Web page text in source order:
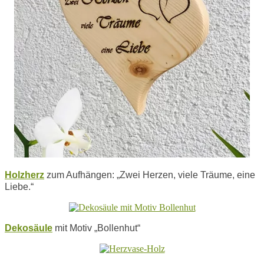
Holzherz zum Aufhängen: „Zwei Herzen, viele Träume, eine
Liebe.“
Dekosäule mit Motiv „Bollenhut“